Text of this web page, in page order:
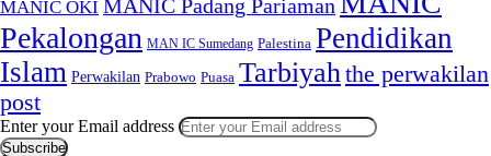
MANIC OKI MANIC Padang Pariaman
Pekalongan MAN IC Sumedang Palestina Pendidikan
Islam Perwakilan Prabowo Puasa Tarbiyahthe perwakilan
post
Enter your Email address